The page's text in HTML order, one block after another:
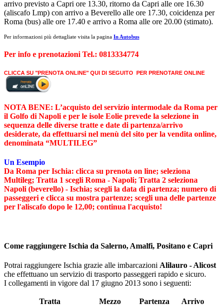
arrivo previsto a Capri ore 13.30, ritorno da Capri alle ore 16.30
(aliscafo Lmp) con arrivo a Beverello alle ore 17.30, coicidenza per
Roma (bus) alle ore 17.40 e arrivo a Roma alle ore 20.00 (stimato).
Per informazioni più dettagliate visita la pagina In Autobus
Per info e prenotazioni Tel.: 0813334774
CLICCA SU "PRENOTA ONLINE" QUI DI SEGUITO PER PRENOTARE ONLINE
NOTA BENE: L’acquisto del servizio intermodale da Roma per
il Golfo di Napoli e per le isole Eolie prevede la selezione in
sequenza delle diverse tratte e date di partenza/arrivo
desiderate, da effettuarsi nel menù del sito per la vendita online,
denominata “MULTILEG”
Un Esempio
Da Roma per Ischia: clicca su prenota on line; seleziona
Multileg; Tratta 1 scegli Roma - Napoli; Tratta 2 seleziona
Napoli (beverello) - Ischia; scegli la data di partenza; numero di
passeggeri e clicca su mostra partenze; scegli una delle partenze
per l'aliscafo dopo le 12,00; continua l'acquisto!
Come raggiungere Ischia da Salerno, Amalfi, Positano e Capri
Potrai raggiungere Ischia grazie alle imbarcazioni Alilauro - Alicost
che effettuano un servizio di trasporto passeggeri rapido e sicuro.
I collegamenti in vigore dal 17 giugno 2013 sono i seguenti:
Tratta Mezzo Partenza
Arrivo